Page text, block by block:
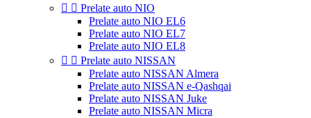
  Prelate auto NIO
Prelate auto NIO EL6
Prelate auto NIO EL7
Prelate auto NIO EL8
  Prelate auto NISSAN
Prelate auto NISSAN Almera
Prelate auto NISSAN e-Qashqai
Prelate auto NISSAN Juke
Prelate auto NISSAN Micra